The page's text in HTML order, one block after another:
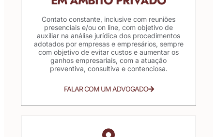
Contato constante, inclusive com reuniões
presenciais e/ou on line, com objetivo de
auxiliar na análise jurídica dos procedimentos
adotados por empresas e empresários, sempre
com objetivo de evitar custos e aumentar os
ganhos empresariais, com a atuação
preventiva, consultiva e contenciosa.
FALAR COM UM ADVOGADO